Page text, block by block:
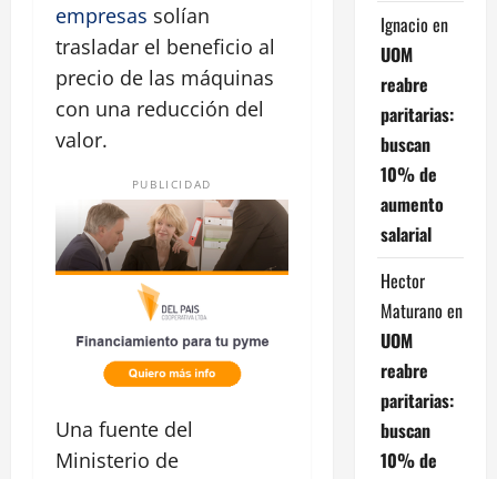
empresas solían
trasladar el beneficio al
precio de las máquinas
con una reducción del
valor.
PUBLICIDAD
Una fuente del
Ministerio de
Ignacio en
UOM
reabre
paritarias:
buscan
10% de
aumento
salarial
Hector
Maturano en
UOM
reabre
paritarias:
buscan
10% de